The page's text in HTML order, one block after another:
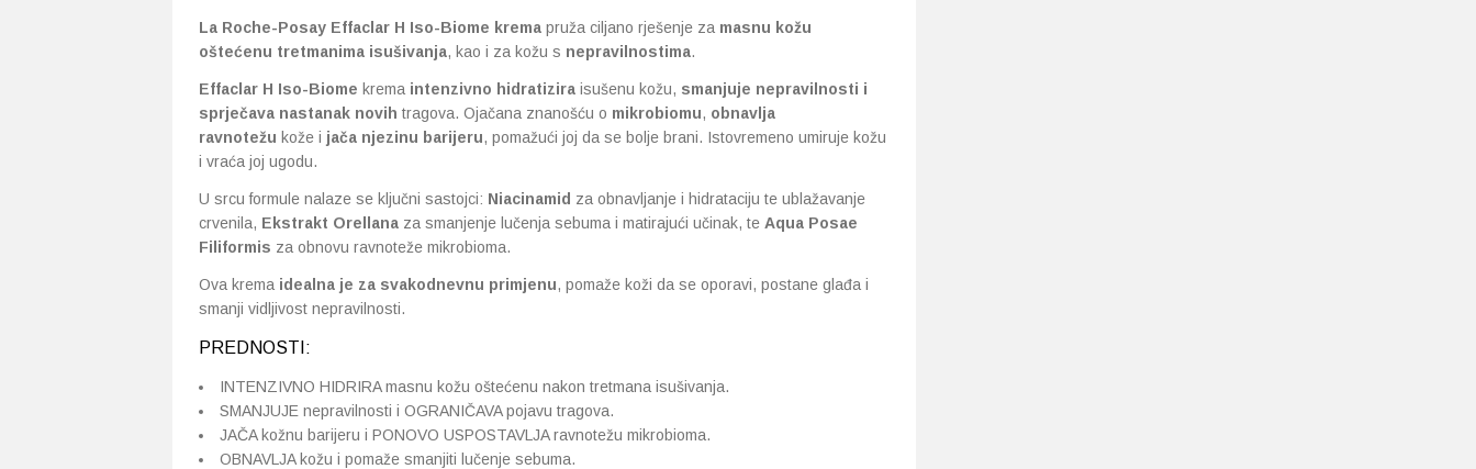
La Roche-Posay Effaclar H Iso-Biome krema pruža ciljano rješenje za masnu kožu
oštećenu tretmanima isušivanja, kao i za kožu s nepravilnostima.
Effaclar H Iso-Biome krema intenzivno hidratizira isušenu kožu, smanjuje nepravilnosti i
sprječava nastanak novih tragova. Ojačana znanošću o mikrobiomu, obnavlja
ravnotežu kože i jača njezinu barijeru, pomažući joj da se bolje brani. Istovremeno umiruje kožu
i vraća joj ugodu.
U srcu formule nalaze se ključni sastojci: Niacinamid za obnavljanje i hidrataciju te ublažavanje
crvenila, Ekstrakt Orellana za smanjenje lučenja sebuma i matirajući učinak, te Aqua Posae
Filiformis za obnovu ravnoteže mikrobioma.
Ova krema idealna je za svakodnevnu primjenu, pomaže koži da se oporavi, postane glađa i
smanji vidljivost nepravilnosti.
PREDNOSTI:
INTENZIVNO HIDRIRA masnu kožu oštećenu nakon tretmana isušivanja.
SMANJUJE nepravilnosti i OGRANIČAVA pojavu tragova.
JAČA kožnu barijeru i PONOVO USPOSTAVLJA ravnotežu mikrobioma.
OBNAVLJA kožu i pomaže smanjiti lučenje sebuma.